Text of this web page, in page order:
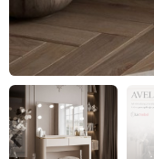
Poprzedni